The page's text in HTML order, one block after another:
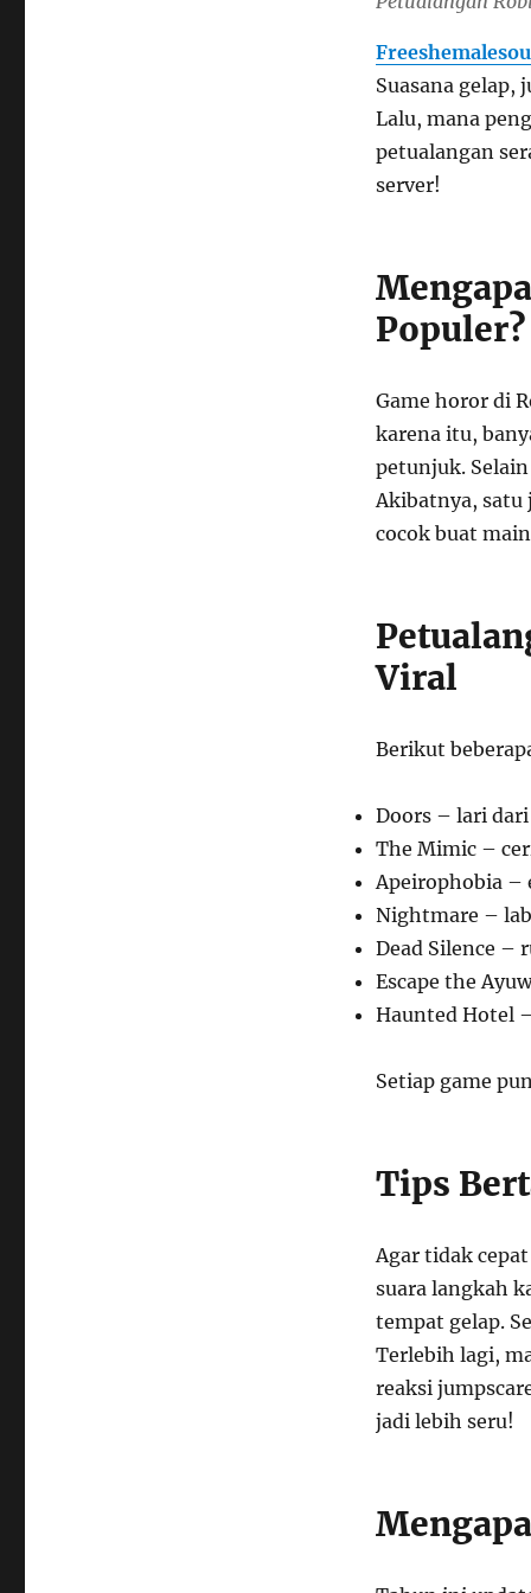
Suasana
Lalu, mana
petualangan
server!
Populer?
Game horor di
karena itu,
petunjuk.
Akibatnya, satu
cocok buat
Viral
Berikut
Doors – lari
The Mimic –
Apeirophobia –
Nightmare –
Dead Silence –
Escape the
Haunted Hotel
Setiap game
Tips
Agar tidak
suara langkah
tempat gelap.
Terlebih lagi,
reaksi
jadi lebih seru!